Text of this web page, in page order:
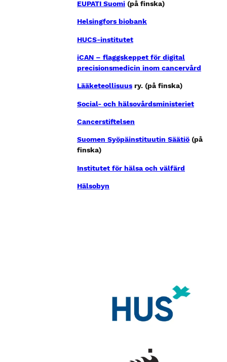
EUPATI Suomi (på finska)
Helsingfors biobank
HUCS-institutet
iCAN – flaggskeppet för digital
precisionsmedicin inom cancervård
Lääketeollisuus ry. (på finska)
Social- och hälsovårdsministeriet
Cancerstiftelsen
Suomen Syöpäinstituutin Säätiö (på
finska)
Institutet för hälsa och välfärd
Hälsobyn